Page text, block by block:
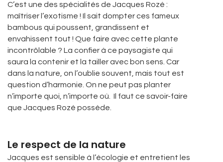
C’est une des spécialités de Jacques Rozé :
maîtriser l’exotisme ! Il sait dompter ces fameux
bambous qui poussent, grandissent et
envahissent tout ! Que faire avec cette plante
incontrôlable ? La confier à ce paysagiste qui
saura la contenir et la tailler avec bon sens. Car
dans la nature, on l’oublie souvent, mais tout est
question d’harmonie. On ne peut pas planter
n’importe quoi, n’importe où. Il faut ce savoir-faire
que Jacques Rozé possède.
Le respect de la nature
Jacques est sensible à l’écologie et entretient les